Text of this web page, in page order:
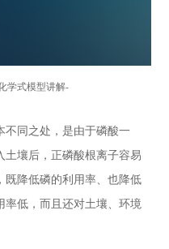
学式模型讲解-
不同之处，是由于磷酸一
土壤后，正磷酸根离子容易
既降低磷的利用率、也降低
率低，而且还对土壤、环境